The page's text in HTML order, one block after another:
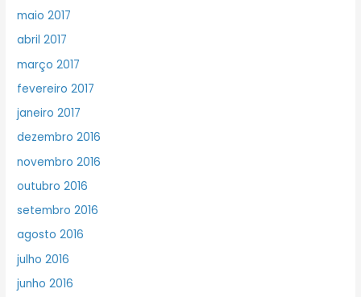
maio 2017
abril 2017
março 2017
fevereiro 2017
janeiro 2017
dezembro 2016
novembro 2016
outubro 2016
setembro 2016
agosto 2016
julho 2016
junho 2016